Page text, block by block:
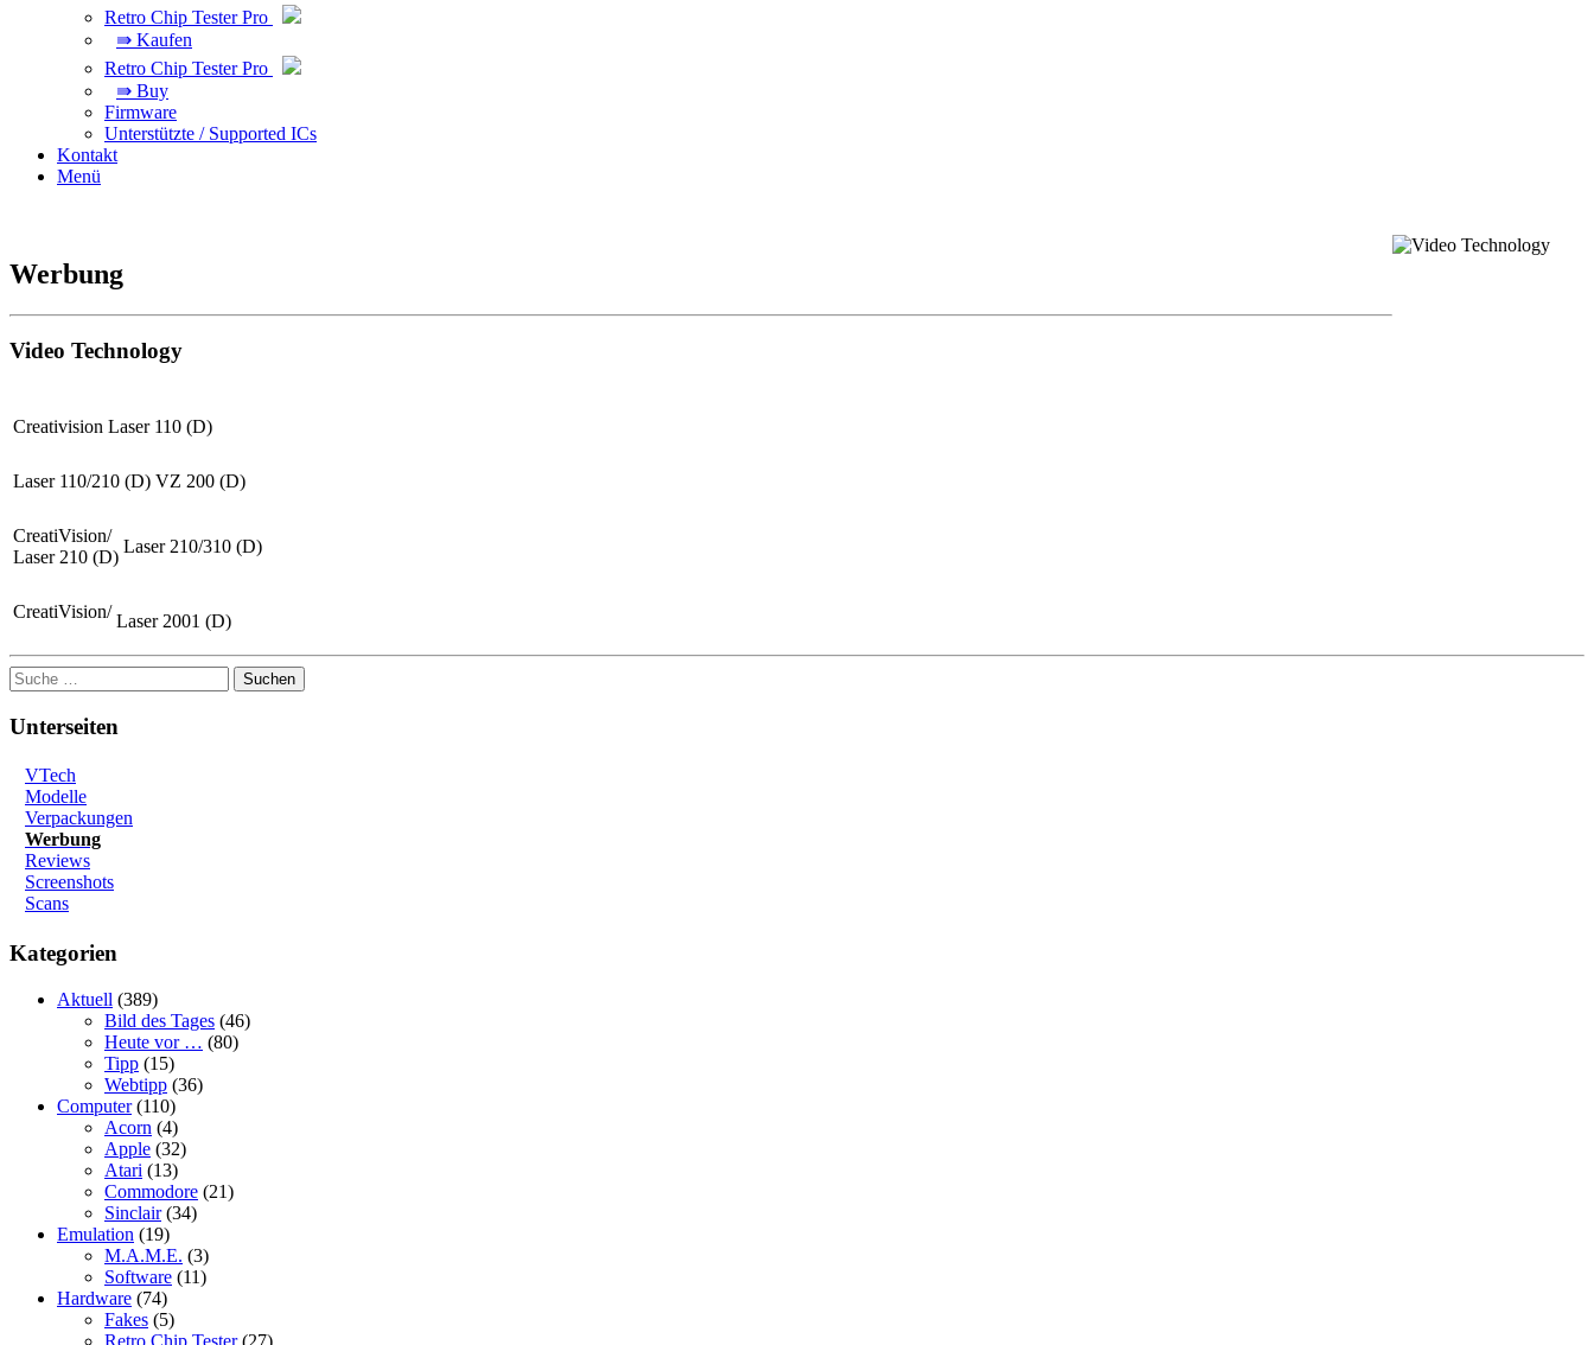
Retro Chip Tester Pro
⇛ Kaufen
Retro Chip Tester Pro
⇛ Buy
Firmware
Unterstützte / Supported ICs
Kontakt
Menü
Werbung
Video Technology
Creativision Laser 110 (D)
Laser 110/210 (D) VZ 200 (D)
CreatiVision/
Laser 210 (D)
Laser 210/310 (D)
CreatiVision/ Laser 2001 (D)
Suchen
Unterseiten
VTech
Modelle
Verpackungen
Werbung
Reviews
Screenshots
Scans
Kategorien
Aktuell (389)
Bild des Tages (46)
Heute vor … (80)
Tipp (15)
Webtipp (36)
Computer(110)
Acorn (4)
Apple (32)
Atari (13)
Commodore (21)
Sinclair(34)
Emulation (19)
M.A.M.E. (3)
Software (11)
Hardware (74)
Fakes (5)
Retro Chip Tester(27)